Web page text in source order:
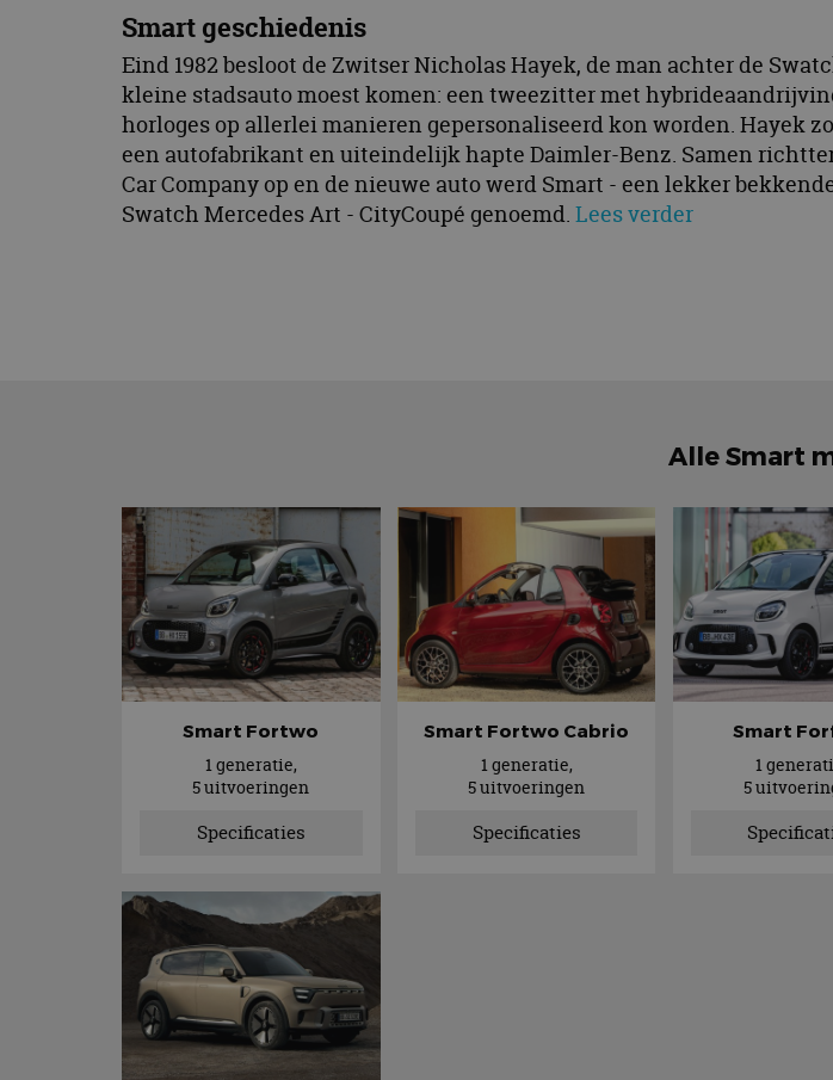
Smart geschiedenis
Eind 1982 besloot de Zwitser Nicholas Hayek, de man achter de
kleine stadsauto moest komen: een tweezitter met
horloges op allerlei manieren gepersonaliseerd kon worden. Hayek
een autofabrikant en uiteindelijk hapte Daimler-Benz. Samen
Car Company op en de nieuwe auto werd Smart - een lekker
Swatch Mercedes Art - CityCoupé genoemd. Lees verder
Alle Smart
Smart Fortwo
1 generatie,
5 uitvoeringen
Specificaties
Smart Fortwo Cabrio
1 generatie,
5 uitvoeringen
Specificaties
Smart
1
5